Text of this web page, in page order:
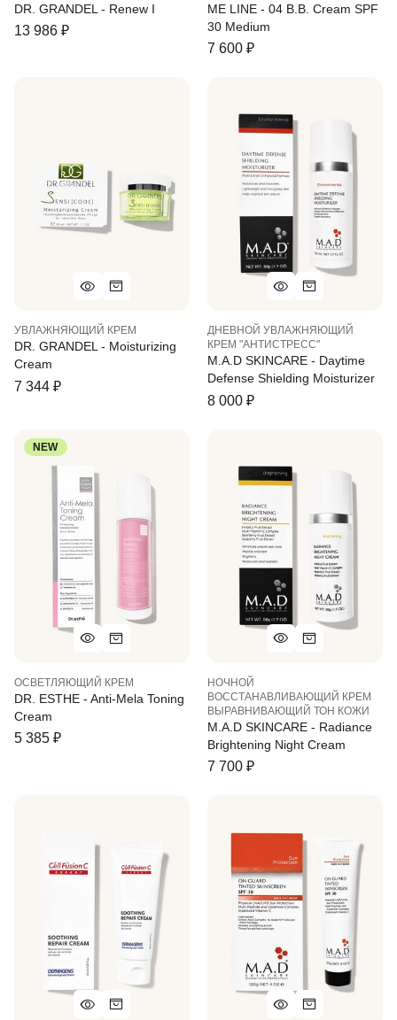
DR. GRANDEL - Renew I
13 986 ₽
ME LINE - 04 B.B. Cream SPF
30 Medium
7 600 ₽
УВЛАЖНЯЮЩИЙ КРЕМ
DR. GRANDEL - Moisturizing
Cream
7 344 ₽
ДНЕВНОЙ УВЛАЖНЯЮЩИЙ
КРЕМ "АНТИСТРЕСС"
M.A.D SKINCARE - Daytime
Defense Shielding Moisturizer
8 000 ₽
NEW
ОСВЕТЛЯЮЩИЙ КРЕМ
DR. ESTHE - Anti-Mela Toning
Cream
5 385 ₽
НОЧНОЙ
ВОССТАНАВЛИВАЮЩИЙ КРЕМ
ВЫРАВНИВАЮЩИЙ ТОН КОЖИ
M.A.D SKINCARE - Radiance
Brightening Night Cream
7 700 ₽